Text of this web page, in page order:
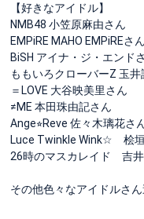
【好きなアイドル】
NMB48 小笠原麻由さん
EMPiRE MAHO EMPiREさん
BiSH アイナ・ジ・エンド
ももいろクローバーZ 玉井
＝LOVE 大谷映美里さん
≠ME 本田珠由記さん
Ange⭐︎Reve 佐々木璃花さ
Luce Twinkle Wink☆ 桧
26時のマスカレイド 吉
その他色々なアイドルさ